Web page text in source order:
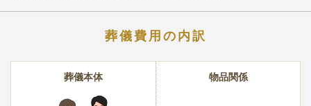
葬儀費用の内訳
葬儀本体 物品関係